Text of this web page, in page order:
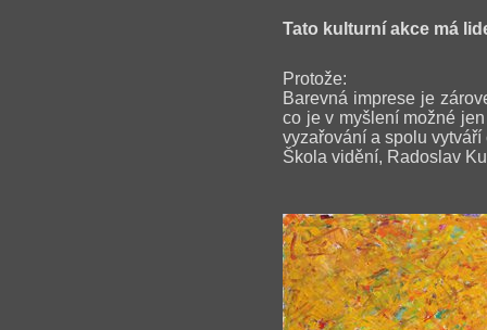
Tato kulturní akce má
Protože:
Barevná imprese je
co je v myšlení možné
vyzařování a spolu vytváří
Škola vidění, Radoslav